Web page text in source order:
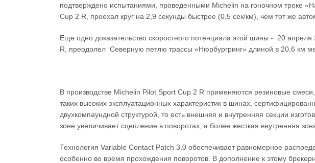
подтверждено испытаниями, проведенными Michelin на гоночном треке
Cup 2 R, проехал круг на 2,9 секунды быстрее (0,5 сек/км), чем тот же
Еще одно доказательство скоростного потенциала этой шины - 20
R, преодолел Северную петлю трассы «Нюрбургринг» длиной в 20,6 км
В производстве Michelin Pilot Sport Cup 2 R применяются резиновые
таких высоких эксплуатационных характеристик в шинах,
двухкомпаундной структурой, то есть внешняя и внутренняя секции
зоне увеличивает сцепление в поворотах, а более жесткая внутренняя
Технология Variable Contact Patch 3.0 обеспечивает равномерное
особенно во время прохождения поворотов. В дополнение к этому